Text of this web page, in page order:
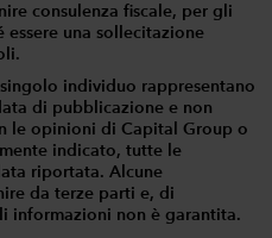
consulenza fiscale, per gli
una sollecitazione
individuo rappresentano
di pubblicazione e non
le opinioni di Capital Group o
indicato, tutte le
riportata. Alcune
da terze parti e, di
informazioni non è garantita.